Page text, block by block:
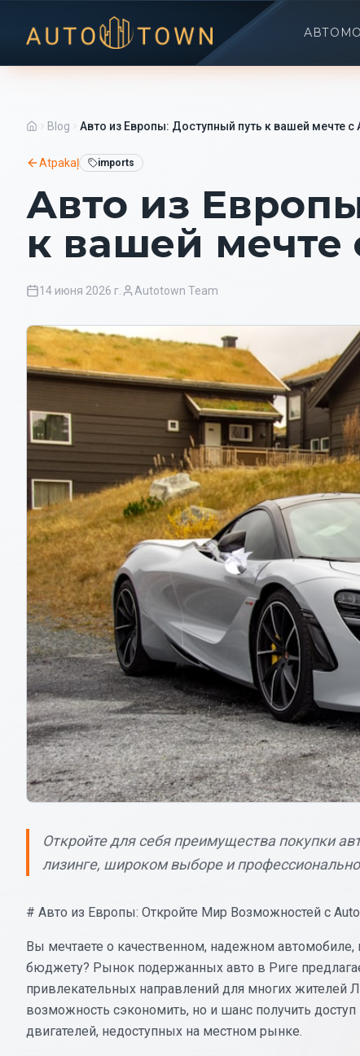
Blog Авто из Европы: Доступный путь к вашей мечте с
Atpakaļ imports
Авто из
к вашей мечте
14 июня 2026 г. Autotown Team
Откройте для себя преимущества покупки
лизинге, широком выборе и
# Авто из Европы: Откройте Мир Возможностей с
Вы мечтаете о качественном, надежном
бюджету? Рынок подержанных авто в Риге
привлекательных направлений для многих жителей
возможность сэкономить, но и шанс получить
двигателей, недоступных на местном рынке.